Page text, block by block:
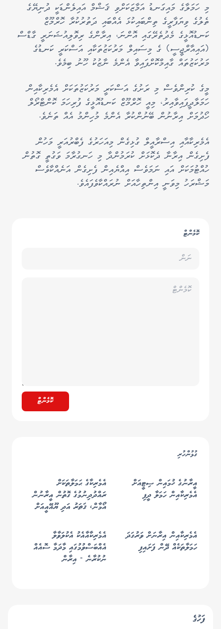
މި ހަމަލާގެ މައިގަނޑު އަމާޒަކަށްވި ޤަޝްމް އައިލެންޑަކީ ދުނިޔޭގެ
ތެލުގެ ވިޔަފާރީގެ ތިންބައިކުޅަ އެއްބައި ދަތުރުކުރާ ހޮރްމޫޒް
ކަނޑުއޮޅީގެ މެދުތެރޭގައި އޮންނަ، އިރާންގެ ރިވޮލިއުޝަނަރީ ގާޑްސް
(އައިއާރްޖީސީ) ގެ މިސައިލް މަރުކަޒުތަކާއި އަސްކަރީ ކަނޑުގެ
މަރުކަޒުތައް ގާއިމްކޮށްފައިވާ އެންމެ ނާޒުކު ހޫނު ބިމެވެ.
މީގެ ކުރިންވެސް މި ރަށުގެ އަސްކަރީ މަރުކަޒުތަކަށް އެމެރިކާއިން
ހަމަލާދީފައިވާއިރު، މިއީ ހޮރްމޫޒް ކަނޑުއޮޅީގެ ފުރިހަމަ ކޮންޓްރޯލް
ހޯދުމަށް އިރާނުން ބޭނުންކުރާ އެންމެ މުހިންމު އެއް ތަނެވެ.
އެމެރިކާއާއި އިސްރާއީލް ގުޅިގެން މިއަހަރުގެ ފެބްރުއަރީ މަހުން
ފެށިގެން އިރާނާ ދެކޮޅަށް ކުރަމުންދާ މި ހަނގުރާމަ ވަގުތީ ގޮތުން
ހުއްޓުމަކަށް އައި ނަމަވެސް އިއްޔެއިން ފެށިގެން އަނެއްކާވެސް
މަޝްރަހު މިވަނީ އިންތިހާއަށް ނުރައްކާވެފައެވެ.
ކޮމެންޓް
ކޮމެންޓް
ގުޅުންހުރި
އީރާނުގެ ޚުމައިން ސިޓީއަށް
އެމެރިކާއިން ހަމަލާ ދީފި
އެމެރިކާގެ ޙަމަލާތަކަށް
ރައްދުދިނުމުގެ ގޮތުން އީރާނުން
އޯމާން، ޤަޠަރު އަދި ޔޫއޭއީއަށް
އެމެރިކާއިން އިރާނަށް ވަރުގަދަ
ހަމަލާތަކެއް ދޭން ފަށައިފި
އެމެރިކާއާއެކު އެކުލަވާލާ
އެއްބަސްވުމުގައި މާދަމާ ސޮއެއް
ނުކުރާނެ - އިރާން
ފަހުގެ